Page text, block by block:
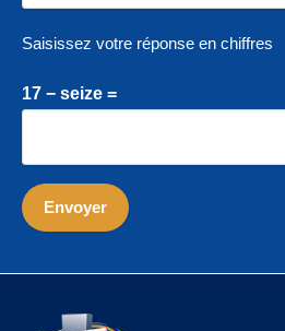
Saisissez votre réponse en chiffres
17 − seize =